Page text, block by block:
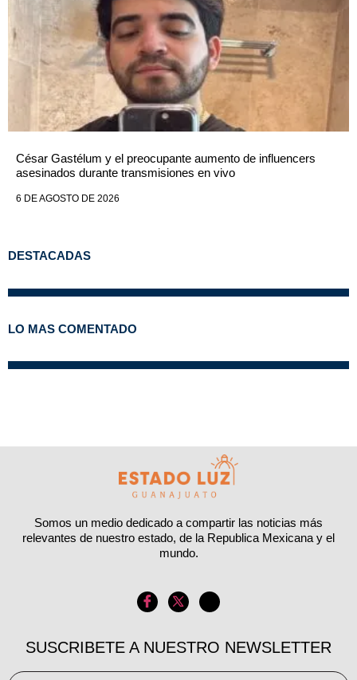
César Gastélum y el preocupante aumento de influencers
asesinados durante transmisiones en vivo
6 DE AGOSTO DE 2026
DESTACADAS
LO MAS COMENTADO
Somos un medio dedicado a compartir las noticias más
relevantes de nuestro estado, de la Republica Mexicana y el
mundo.
SUSCRIBETE A NUESTRO NEWSLETTER